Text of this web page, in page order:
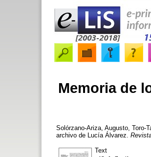
Memoria de
Solórzano-Ariza, Augusto Toro-
archivo de Lucía Álvarez.
Text